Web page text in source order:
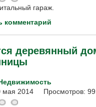
гараж.
комментарий
деревянный
мая 2014
Просмотров: